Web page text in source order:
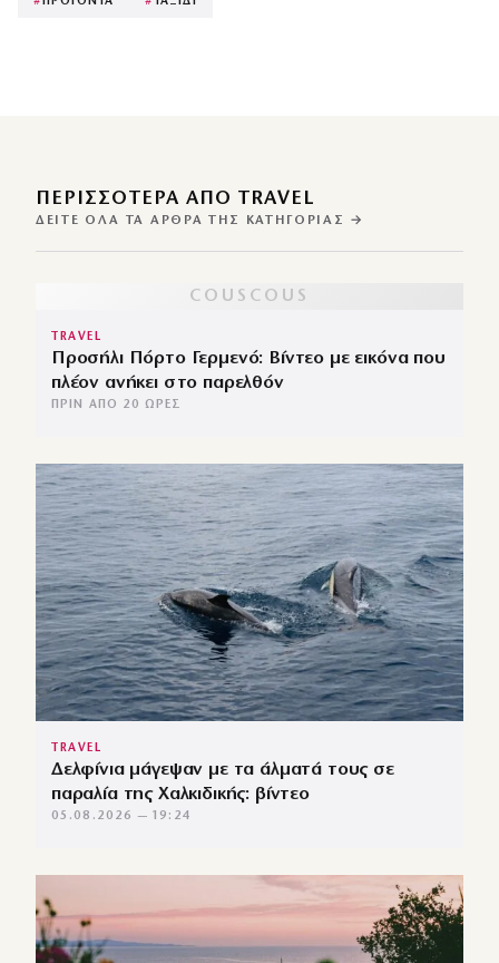
ΠΕΡΙΣΣΌΤΕΡΑ ΑΠΌ TRAVEL
ΔΕΊΤΕ ΌΛΑ ΤΑ ΆΡΘΡΑ ΤΗΣ ΚΑΤΗΓΟΡΊΑΣ →
TRAVEL
Προσήλι Πόρτο Γερμενό: Βίντεο με εικόνα που
πλέον ανήκει στο παρελθόν
ΠΡΙΝ ΑΠΌ 20 ΏΡΕΣ
TRAVEL
Δελφίνια μάγεψαν με τα άλματά τους σε
παραλία της Χαλκιδικής: βίντεο
05.08.2026 — 19:24